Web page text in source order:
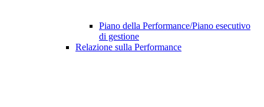
Piano della Performance/Piano esecutivo
di gestione
Relazione sulla Performance